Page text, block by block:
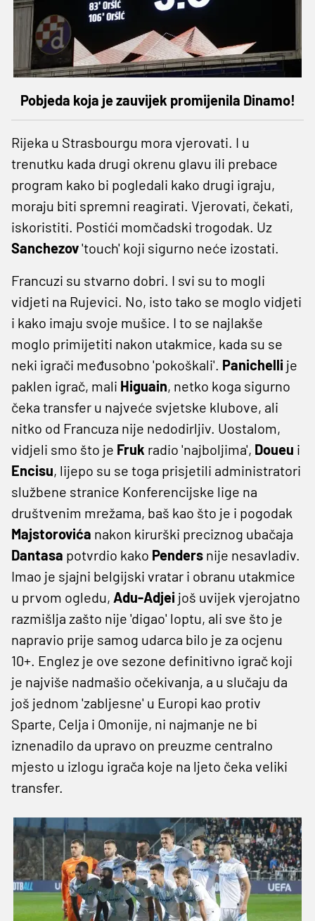
Pobjeda koja je zauvijek promijenila Dinamo!
Rijeka u Strasbourgu mora vjerovati. I u
trenutku kada drugi okrenu glavu ili prebace
program kako bi pogledali kako drugi igraju,
moraju biti spremni reagirati. Vjerovati, čekati,
iskoristiti. Postići momčadski trogodak. Uz
Sanchezov'touch' koji sigurno neće izostati.
Francuzi su stvarno dobri. I svi su to mogli
vidjeti na Rujevici. No, isto tako se moglo vidjeti
i kako imaju svoje mušice. I to se najlakše
moglo primijetiti nakon utakmice, kada su se
neki igrači međusobno 'pokoškali'. Panichelli je
paklen igrač, mali Higuain, netko koga sigurno
čeka transfer u najveće svjetske klubove, ali
nitko od Francuza nije nedodirljiv. Uostalom,
vidjeli smo što je Fruk radio 'najboljima', Doueu i
Encisu, lijepo su se toga prisjetili administratori
službene stranice Konferencijske lige na
društvenim mrežama, baš kao što je i pogodak
Majstorovića nakon kirurški preciznog ubačaja
Dantasa potvrdio kako Penders nije nesavladiv.
Imao je sjajni belgijski vratar i obranu utakmice
u prvom ogledu, Adu-Adjei još uvijek vjerojatno
razmišlja zašto nije 'digao' loptu, ali sve što je
napravio prije samog udarca bilo je za ocjenu
10+. Englez je ove sezone definitivno igrač koji
je najviše nadmašio očekivanja, a u slučaju da
još jednom 'zabljesne' u Europi kao protiv
Sparte, Celja i Omonije, ni najmanje ne bi
iznenadilo da upravo on preuzme centralno
mjesto u izlogu igrača koje na ljeto čeka veliki
transfer.